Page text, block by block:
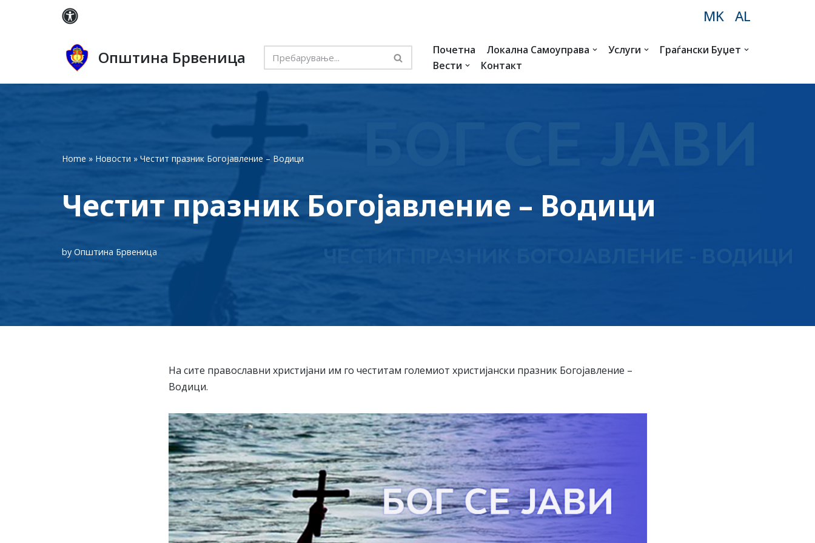
MK AL
Општина Брвеница Почетна Локална Самоуправа Услуги
Граѓански Буџет
Вести
Контакт
Home » Новости » Честит празник Богојавление – Водици
Честит празник Богојавление – Водици
by Општина Брвеница
На сите православни христијани им го честитам големиот христијански празник Богојавление –
Водици.